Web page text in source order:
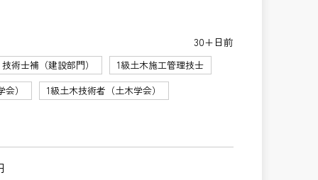
30+日前
技術士補（建設部門）
1級土木施工管理技士
）
1級土木技術者（土木学会）